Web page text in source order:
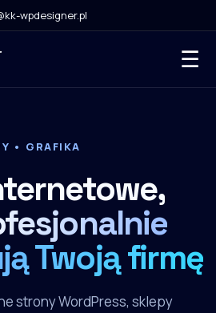
wpdesigner.pl
☰
• GRAFIKA
Twoją firmę
strony WordPress, sklepy